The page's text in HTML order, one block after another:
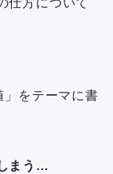
仕方について
」をテーマに書
まう…